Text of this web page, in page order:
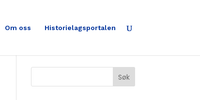
Om oss Historielagsportalen
Søk